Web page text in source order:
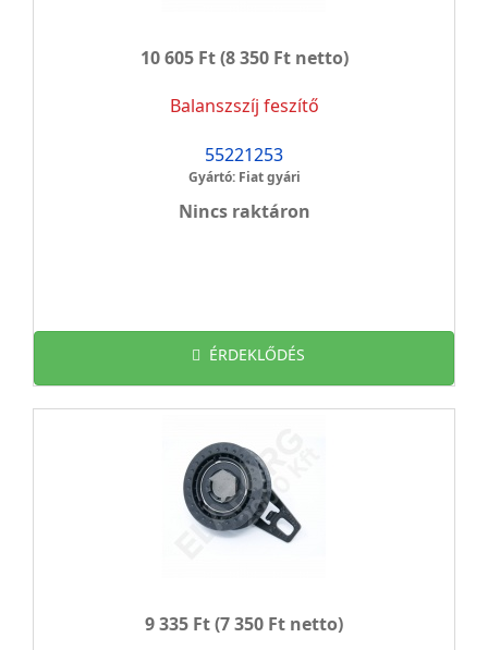
10 605 Ft(8 350 Ft netto)
Balanszszíj feszítő
55221253
Gyártó: Fiat gyári
Nincs raktáron
ÉRDEKLŐDÉS
9 335 Ft(7 350 Ft netto)